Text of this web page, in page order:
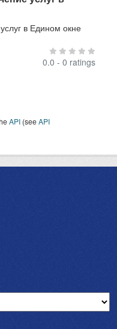
в Едином окне
0.0 - 0 ratings
API (seeAPI